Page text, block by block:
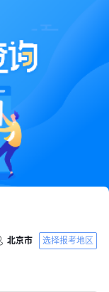
北京市 选择报考地区